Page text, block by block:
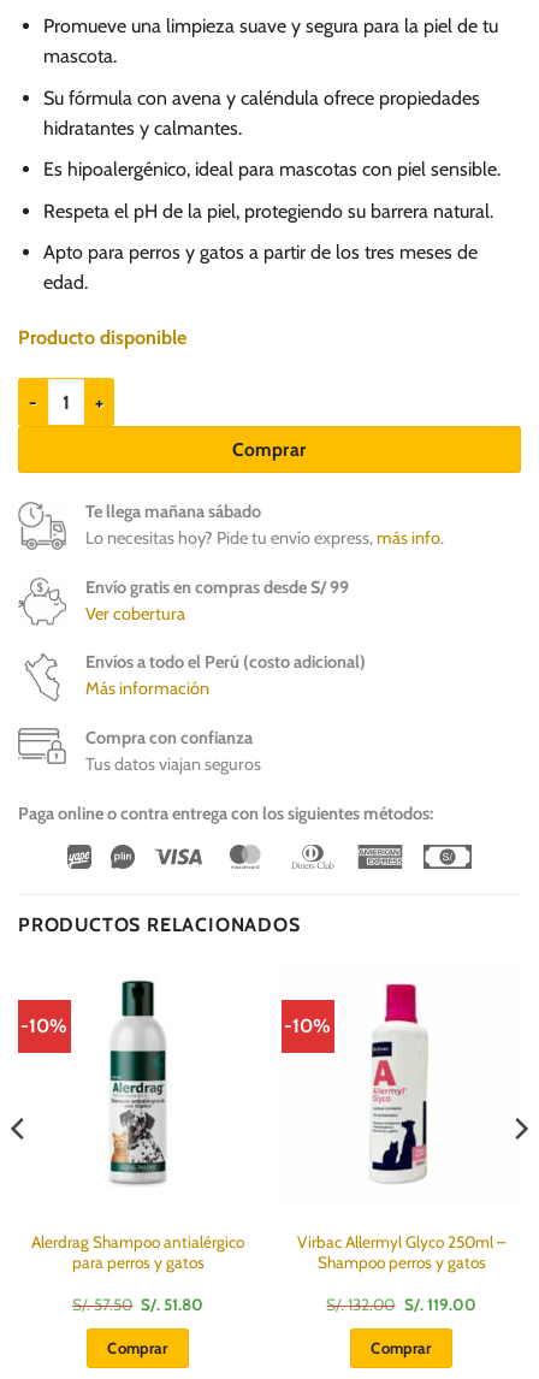
Promueve una limpieza suave y segura para la piel de tu
mascota.
Su fórmula con avena y caléndula ofrece propiedades
hidratantes y calmantes.
Es hipoalergénico, ideal para mascotas con piel sensible.
Respeta el pH de la piel, protegiendo su barrera natural.
Apto para perros y gatos a partir de los tres meses de
edad.
Producto disponible
Claws & Paws Shampoo Hello Kitty 250ml - Perros y Gatos cantidad
Comprar
Te llega mañana sábado
Lo necesitas hoy? Pide tu envío express,más info.
Envío gratis en compras desde S/ 99
Ver cobertura
Envíos a todo el Perú (costo adicional)
Más información
Compra con confianza
Tus datos viajan seguros
Paga online o contra entrega con los siguientes métodos:
Wirecard
Vipps Visa MasterCardDinners
American
PRODUCTOS RELACIONADOS
-10%
Alerdrag Shampoo antialérgico
para perros y gatos
S/.57.50 El
precio
original
era:
S/.
S/.51.80
Comprar
-10%
Virbac Allermyl Glyco 250ml –
Shampoo perros y gatos
S/.132.00 El
precio
original
era:
S/.
S/.119.00El
Comprar